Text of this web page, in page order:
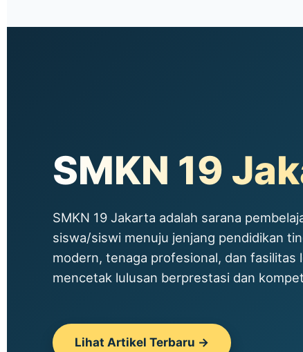
SMKN 19
SMKN 19 Jakarta adalah sarana
siswa/siswi menuju jenjang pendidikan
modern, tenaga profesional, dan fasilitas
mencetak lulusan berprestasi dan
Lihat Artikel Terbaru →